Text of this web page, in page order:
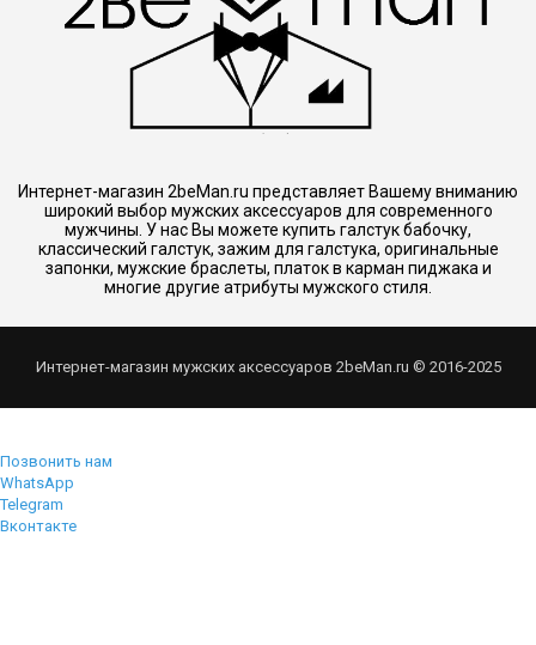
Интернет-магазин 2beMan.ru представляет Вашему вниманию
широкий выбор мужских аксессуаров для современного
мужчины. У нас Вы можете купить галстук бабочку,
классический галстук, зажим для галстука, оригинальные
запонки, мужские браслеты, платок в карман пиджака и
многие другие атрибуты мужского стиля.
Интернет-магазин мужских аксессуаров 2beMan.ru © 2016-2025
Позвонить нам
WhatsApp
Telegram
Вконтакте